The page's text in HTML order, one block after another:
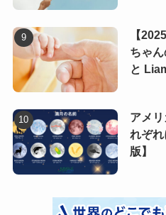
【
ちゃ
と
アメ
れぞ
版】